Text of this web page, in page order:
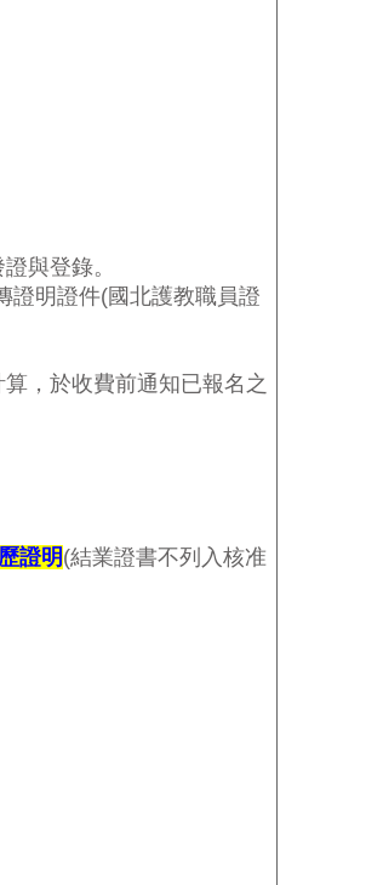
與登錄。
證明證件(國北護教職員證
，於收費前通知已報名之
證明(結業證書不列入核准